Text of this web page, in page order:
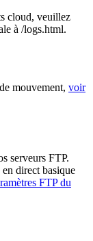
cloud, veuillez
à /logs.html.
mouvement, voir
serveurs FTP.
direct basique
FTP du